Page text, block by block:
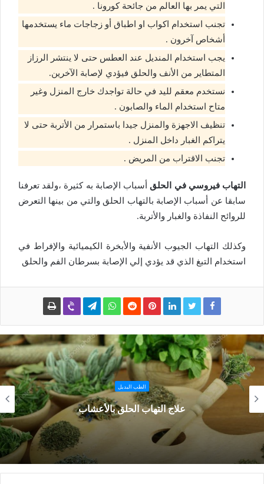
التي يمر بها العالم من جائحة كورونا .
تجنب استخدام اكواب او اطباق أو زجاجات ماء يستخدمها
أشخاص آخرون .
يجب استخدام المنديل عند العطس حتى لا ينتشر الرزاز
المتطاير من الأنف والحلق فيؤدي لإصابة الآخرين.
نستخدم معقم لليد في حالة تواجدك خارج المنزل وغير
متاح استخدام الماء والصابون .
تنظيف الاجهزة والمنزل جيدا باستمرار من الأتربة حتى لا
يتراكم الغبار داخل المنزل .
تجنب الاقتراب من المريض .
التهاب فيروسي في الحلق أسباب الإصابة به كثيرة ،ولقد تعرفنا
سابقا عن أسباب الإصابة بالتهاب الحلق والتي من بينها التعرض
للروائح النفاذة والغبار والأتربة.
وكذلك التهاب الجيوب الأنفية والأبخرة الكيميائية والإفراط في
استخدام التبغ الذي قد يؤدي إلي الإصابة بسرطان الفم والحلق
الطب البديل
علاج التهاب الحلق بالأعشاب